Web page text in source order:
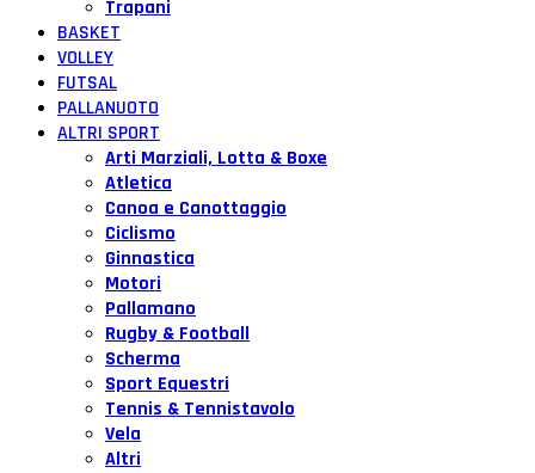
Trapani
BASKET
VOLLEY
FUTSAL
PALLANUOTO
ALTRI SPORT
Arti Marziali, Lotta & Boxe
Atletica
Canoa e Canottaggio
Ciclismo
Ginnastica
Motori
Pallamano
Rugby & Football
Scherma
Sport Equestri
Tennis & Tennistavolo
Vela
Altri